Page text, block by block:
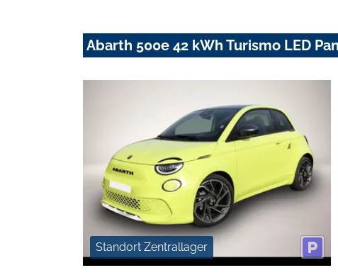
Abarth 500e 42 kWh Turismo LED
Standort Zentrallager